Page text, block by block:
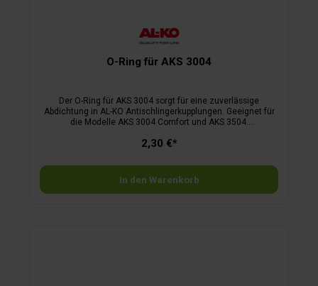
O-Ring für AKS 3004
Der O-Ring für AKS 3004 sorgt für eine zuverlässige
Abdichtung in AL-KO Antischlingerkupplungen. Geeignet für
die Modelle AKS 3004 Comfort und AKS 3504.
mm
2,30 €*
In den Warenkorb